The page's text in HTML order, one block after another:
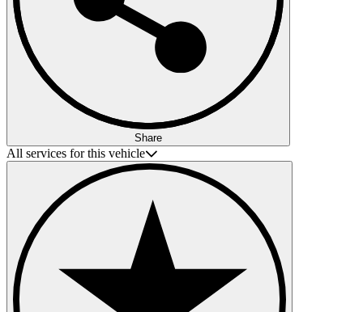
Share
All services for this vehicle